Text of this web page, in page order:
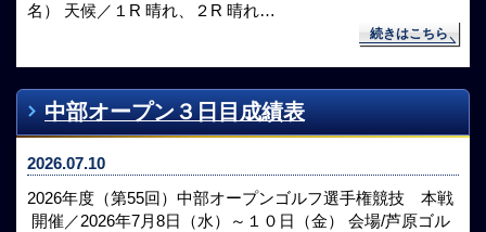
名） 天候／１R 晴れ、２R 晴れ…
続きはこちら
中部オープン３日目成績表
2026.07.10
2026年度（第55回）中部オープンゴルフ選手権競技 本戦
開催／2026年7月8日（水）～１０日（金） 会場/芦原ゴル